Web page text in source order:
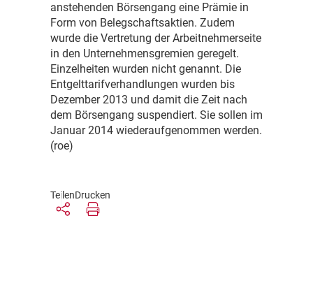
anstehenden Börsengang eine Prämie in
Form von Belegschaftsaktien. Zudem
wurde die Vertretung der Arbeitnehmerseite
in den Unternehmensgremien geregelt.
Einzelheiten wurden nicht genannt. Die
Entgelttarifverhandlungen wurden bis
Dezember 2013 und damit die Zeit nach
dem Börsengang suspendiert. Sie sollen im
Januar 2014 wiederaufgenommen werden.
(roe)
TeilenDrucken